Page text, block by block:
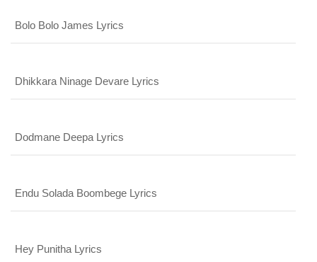
Bolo Bolo James Lyrics
Dhikkara Ninage Devare Lyrics
Dodmane Deepa Lyrics
Endu Solada Boombege Lyrics
Hey Punitha Lyrics
Login With Facebook